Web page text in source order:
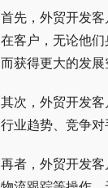
首先，外贸开发
在客户，无论他
而获得更大的发展
其次，外贸开发
行业趋势、竞争
再者，外贸开发